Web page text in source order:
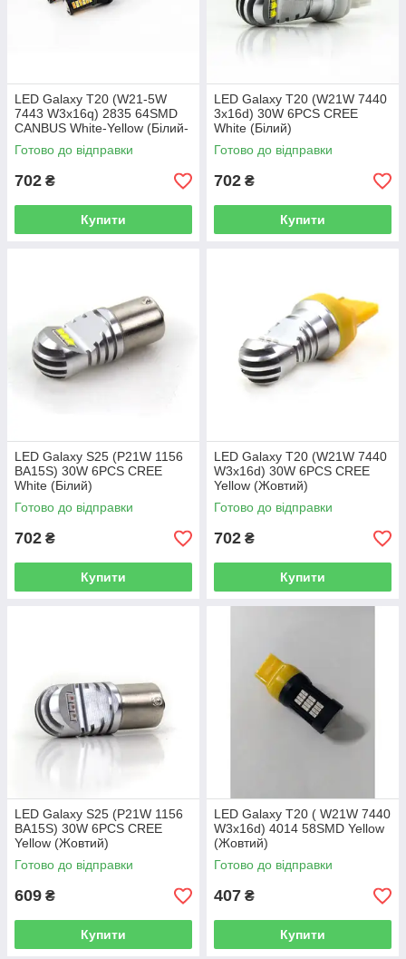
LED Galaxy T20 (W21-5W
7443 W3x16q) 2835 64SMD
CANBUS White-Yellow (Білий-
Жовтий)
Готово до відправки
702 ₴
Купити
LED Galaxy T20 (W21W 7440
3x16d) 30W 6PCS CREE
White (Білий)
Готово до відправки
702 ₴
Купити
LED Galaxy S25 (P21W 1156
BA15S) 30W 6PCS CREE
White (Білий)
Готово до відправки
702 ₴
Купити
LED Galaxy T20 (W21W 7440
W3x16d) 30W 6PCS CREE
Yellow (Жовтий)
Готово до відправки
702 ₴
Купити
LED Galaxy S25 (P21W 1156
BA15S) 30W 6PCS CREE
Yellow (Жовтий)
Готово до відправки
609 ₴
Купити
LED Galaxy T20 ( W21W 7440
W3x16d) 4014 58SMD Yellow
(Жовтий)
Готово до відправки
407 ₴
Купити